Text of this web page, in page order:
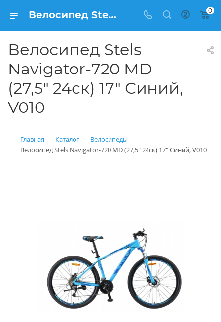
Велосипед Stels Navigator-720 MD (27,5" 24ск) 17" Синий, V010 купить: цена 22 900 рублей в Балашихе | Интернет магазин Вело150 0
Велосипед Stels
Navigator-720 MD
(27,5" 24ск) 17" Синий,
V010
Главная Каталог
Велосипеды
Велосипед Stels Navigator-720 MD (27,5" 24ск) 17" Синий, V010